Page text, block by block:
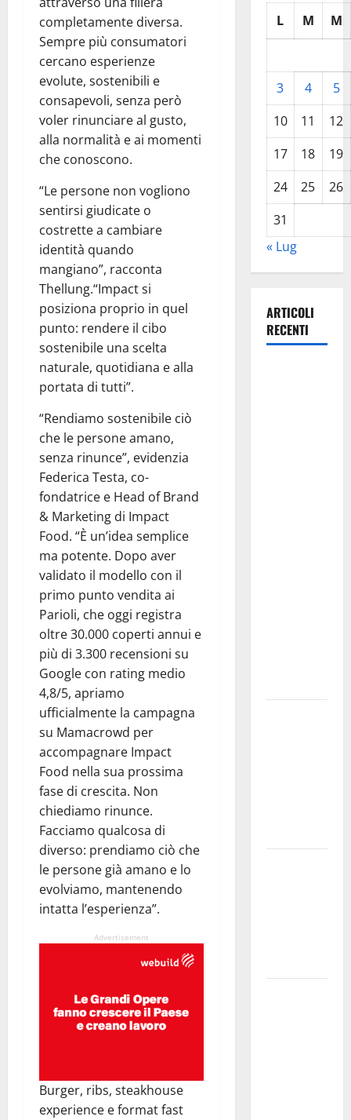
completamente diversa.
Sempre più consumatori
cercano esperienze
evolute, sostenibili e
consapevoli, senza però
voler rinunciare al gusto,
alla normalità e ai momenti
che conoscono.
“Le persone non vogliono
sentirsi giudicate o
costrette a cambiare
identità quando
mangiano”, racconta
Thellung.“Impact si
posiziona proprio in quel
punto: rendere il cibo
sostenibile una scelta
naturale, quotidiana e alla
portata di tutti”.
“Rendiamo sostenibile ciò
che le persone amano,
senza rinunce”, evidenzia
Federica Testa, co-
fondatrice e Head of Brand
& Marketing di Impact
Food. “È un’idea semplice
ma potente. Dopo aver
validato il modello con il
primo punto vendita ai
Parioli, che oggi registra
oltre 30.000 coperti annui e
più di 3.300 recensioni su
Google con rating medio
4,8/5, apriamo
ufficialmente la campagna
su Mamacrowd per
accompagnare Impact
Food nella sua prossima
fase di crescita. Non
chiediamo rinunce.
Facciamo qualcosa di
diverso: prendiamo ciò che
le persone già amano e lo
evolviamo, mantenendo
intatta l’esperienza”.
Advertisement
Burger, ribs, steakhouse
experience e format fast
L M M
3 4
5
10
11
12
17
18
19
24
25
26
31
« Lug
ARTICOLI
RECENTI